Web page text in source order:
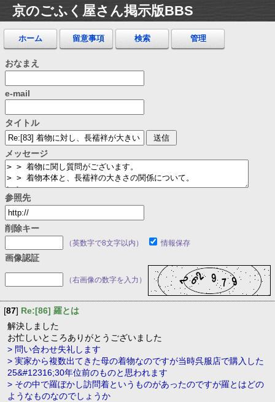
京のごふく屋さん掲示版BBS
ホーム 留意事項 検索 管理
おなまえ
e-mail
タイトル
メッセージ
参照先
削除キー
（英数字で8文字以内） 情報保存
画像認証
（右画像の数字を入力）
[87] Re:[86] 羅とは
解決しました
お忙しいところありがとうございました
> 問い合わせ失礼します
> 実家から複数出てきた母の着物なのですが当時呉服店で購入した
25&#12316;30年位前のものと思われます
> その中で羅ぼかし訪問着というものがあったのですが羅とはどの
ようなものなのでしょうか